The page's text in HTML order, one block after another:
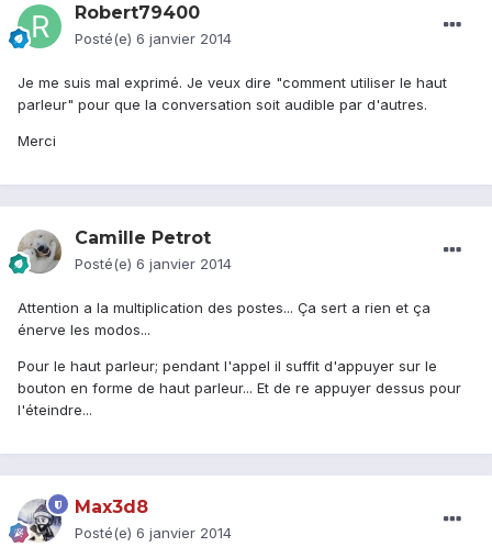
Robert79400
Posté(e) 6 janvier 2014
Je me suis mal exprimé. Je veux dire "comment utiliser le haut
parleur" pour que la conversation soit audible par d'autres.
Merci
Camille Petrot
Posté(e) 6 janvier 2014
Attention a la multiplication des postes... Ça sert a rien et ça
énerve les modos...
Pour le haut parleur; pendant l'appel il suffit d'appuyer sur le
bouton en forme de haut parleur... Et de re appuyer dessus pour
l'éteindre...
Max3d8
Posté(e) 6 janvier 2014